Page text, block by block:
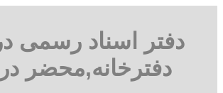
دفتر اسناد رسمی
دفترخانه,محضر در